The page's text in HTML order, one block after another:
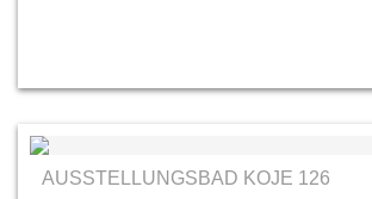
AUSSTELLUNGSBAD KOJE 126